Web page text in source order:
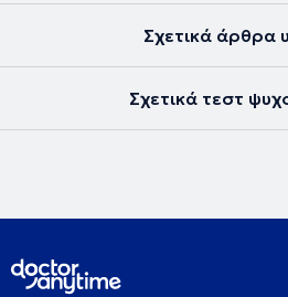
Σχετικά άρθρα
Σχετικά τεστ